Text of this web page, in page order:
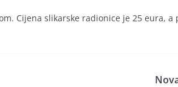
Cijena slikarske radionice je 25 eura,